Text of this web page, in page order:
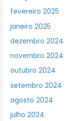
fevereiro 2025
janeiro 2025
dezembro 2024
novembro 2024
outubro 2024
setembro 2024
agosto 2024
julho 2024